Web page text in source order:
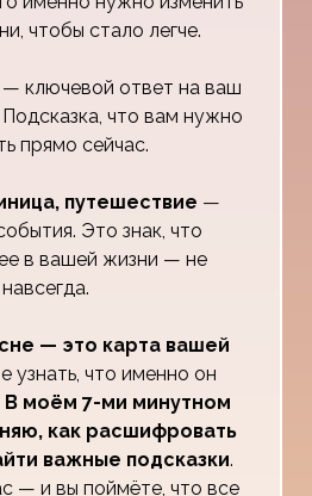
чтобы стало легче.
— ключевой ответ на ваш
что вам нужно
прямо сейчас.
путешествие —
Это знак, что
в вашей жизни — не
навсегда.
— это карта вашей
узнать, что именно он
В моём 7-ми минутном
как расшифровать
важные подсказки.
— и вы поймёте, что все